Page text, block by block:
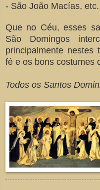
- São João Macías, etc.
Que no Céu, esses
São Domingos
principalmente nestes
fé e os bons costumes
Todos os Santos